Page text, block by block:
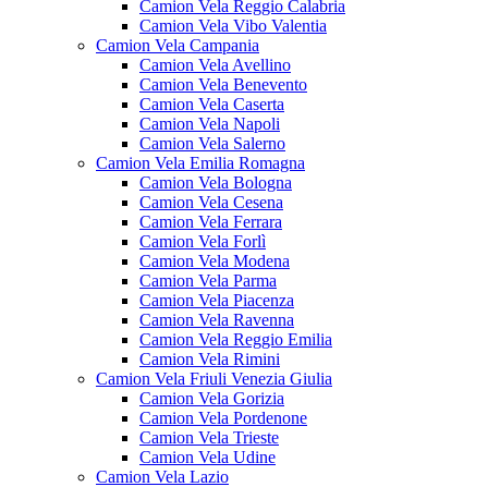
Camion Vela Reggio Calabria
Camion Vela Vibo Valentia
Camion Vela Campania
Camion Vela Avellino
Camion Vela Benevento
Camion Vela Caserta
Camion Vela Napoli
Camion Vela Salerno
Camion Vela Emilia Romagna
Camion Vela Bologna
Camion Vela Cesena
Camion Vela Ferrara
Camion Vela Forlì
Camion Vela Modena
Camion Vela Parma
Camion Vela Piacenza
Camion Vela Ravenna
Camion Vela Reggio Emilia
Camion Vela Rimini
Camion Vela Friuli Venezia Giulia
Camion Vela Gorizia
Camion Vela Pordenone
Camion Vela Trieste
Camion Vela Udine
Camion Vela Lazio